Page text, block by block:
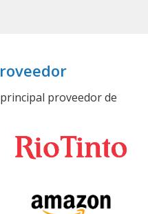
proveedor de